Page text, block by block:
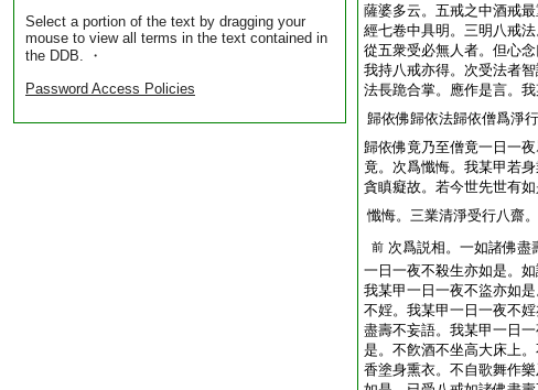
Select a portion of the text by dragging your
mouse to view all terms in the text contained in
the DDB. ・
Password Access Policies
薩婆多云。五戒之中酒戒
經七卷中具明。三明八戒
從五衆受必無人者。但心念
我持八戒亦得。次受法者
法長跪合掌。應作是言。
歸依佛歸依法歸依僧爲淨
歸依佛竟乃至僧竟一日一
竟。次爲懺悔。我某甲若
貪瞋癡故。若今世先世有
懺悔。三業清淨受行八齋
前 次爲説相。一如諸佛盡
一日一夜不殺生亦如是。如
我某甲一日一夜不盜亦如
不婬。我某甲一日一夜不
盡壽不妄語。我某甲一日
是。不飮酒不坐高大床上
香塗身熏衣。不自歌舞作